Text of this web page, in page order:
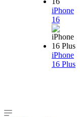
iPhone
16
iPhone
16 Plus